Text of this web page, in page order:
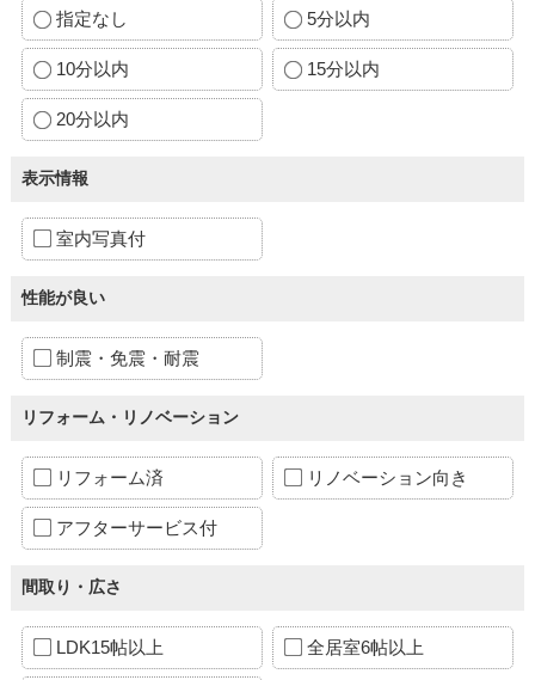
指定なし 5分以内
10分以内 15分以内
20分以内
表示情報
室内写真付
性能が良い
制震・免震・耐震
リフォーム・リノベーション
リフォーム済 リノベーション向き
アフターサービス付
間取り・広さ
LDK15帖以上 全居室6帖以上